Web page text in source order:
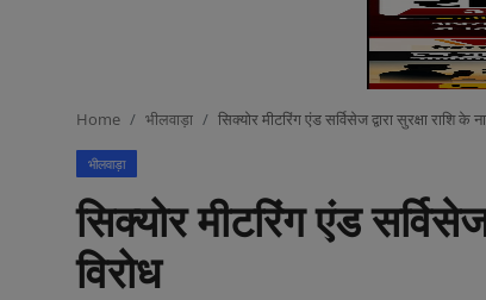
About us
Home भीलवाड़ा सिक्योर मीटरिंग एंड सर्विसेज द्वारा सुरक्षा राशि के
भीलवाड़ा
सिक्योर मीटरिंग एंड
विरोध